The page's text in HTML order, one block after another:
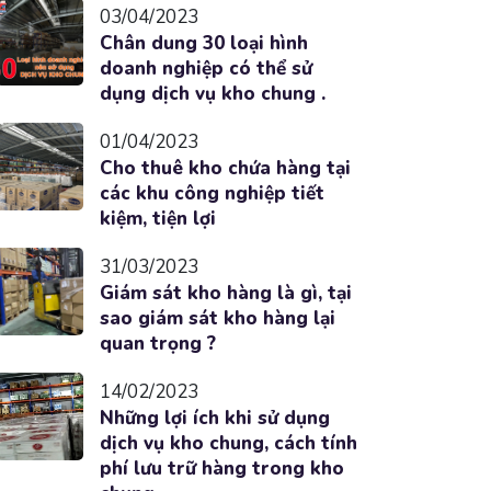
03/04/2023
Chân dung 30 loại hình
doanh nghiệp có thể sử
dụng dịch vụ kho chung .
01/04/2023
Cho thuê kho chứa hàng tại
các khu công nghiệp tiết
kiệm, tiện lợi
31/03/2023
Giám sát kho hàng là gì, tại
sao giám sát kho hàng lại
quan trọng ?
14/02/2023
Những lợi ích khi sử dụng
dịch vụ kho chung, cách tính
phí lưu trữ hàng trong kho